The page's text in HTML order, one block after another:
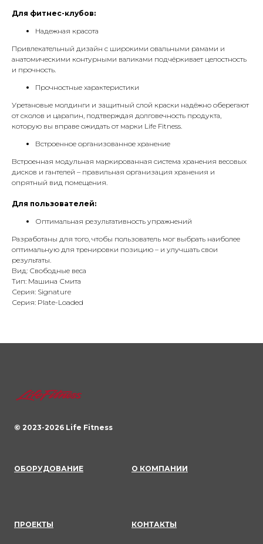
Для фитнес-клубов:
Надежная красота
Привлекательный дизайн с широкими овальными рамами и
анатомическими контурными валиками подчёркивает целостность
и прочность.
Прочностные характеристики
Уретановые молдинги и защитный слой краски надёжно оберегают
от сколов и царапин, подтверждая долговечность продукта,
которую вы вправе ожидать от марки Life Fitness.
Встроенное организованное хранение
Встроенная модульная маркированная система хранения весовых
дисков и гантелей – правильная организация хранения и
опрятный вид помещения.
Для пользователей:
Оптимальная результативность упражнений
Разработаны для того, чтобы пользователь мог выбрать наиболее
оптимальную для тренировки позицию – и улучшать свои
результаты.
Вид: Свободные веса
Тип: Машина Смита
Серия: Signature
Серия: Plate-Loaded
© 2023-2026 Life Fitness
ОБОРУДОВАНИЕ О КОМПАНИИ
ПРОЕКТЫ КОНТАКТЫ